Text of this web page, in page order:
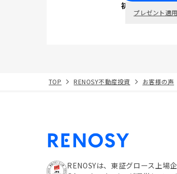
初回面談で
プレゼント適
TOP RENOSY不動産投資 お客様の声
RENOSYは、東証グロース上場